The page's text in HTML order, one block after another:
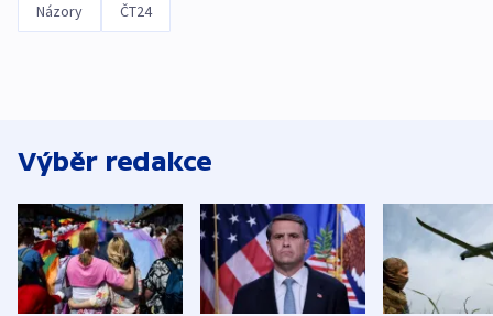
Názory ČT24
Výběr redakce